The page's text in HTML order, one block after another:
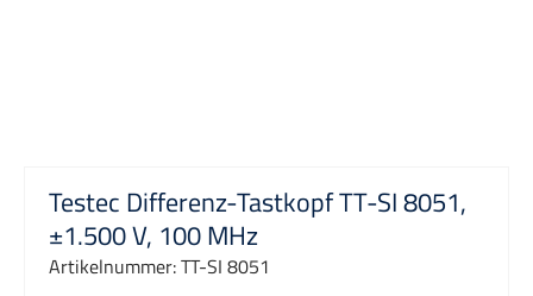
Testec Differenz-Tastkopf TT-SI 8051,
±1.500 V, 100 MHz
Artikelnummer:TT-SI 8051